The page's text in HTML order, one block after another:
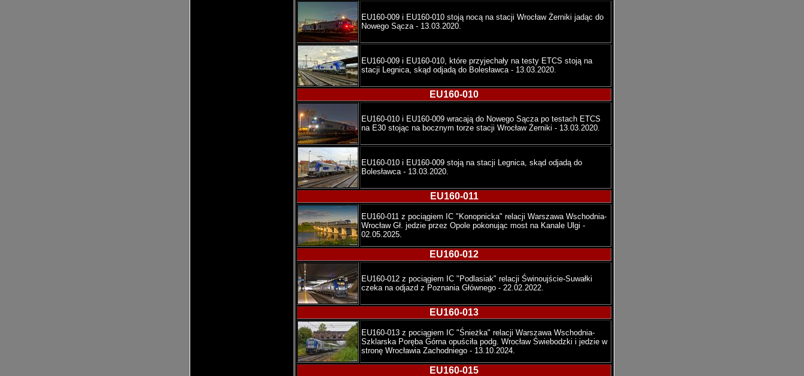
EU160-009 i EU160-010 stoją nocą na stacji Wrocław Żerniki jadąc do
Nowego Sącza - 13.03.2020.
EU160-009 i EU160-010, które przyjechały na testy ETCS stoją na
stacji Legnica, skąd odjadą do Bolesławca - 13.03.2020.
EU160-010
EU160-010 i EU160-009 wracają do Nowego Sącza po testach ETCS
na E30 stojąc na bocznym torze stacji Wrocław Żerniki - 13.03.2020.
EU160-010 i EU160-009 stoją na stacji Legnica, skąd odjadą do
Bolesławca - 13.03.2020.
EU160-011
EU160-011 z pociągiem IC "Konopnicka" relacji Warszawa Wschodnia-
Wrocław Gł. jedzie przez Opole pokonując most na Kanale Ulgi -
02.05.2025.
EU160-012
EU160-012 z pociągiem IC "Podlasiak" relacji Świnoujście-Suwałki
czeka na odjazd z Poznania Głównego - 22.02.2022.
EU160-013
EU160-013 z pociągiem IC "Śnieżka" relacji Warszawa Wschodnia-
Szklarska Poręba Górna opuściła podg. Wrocław Świebodzki i jedzie w
stronę Wrocławia Zachodniego - 13.10.2024.
EU160-015